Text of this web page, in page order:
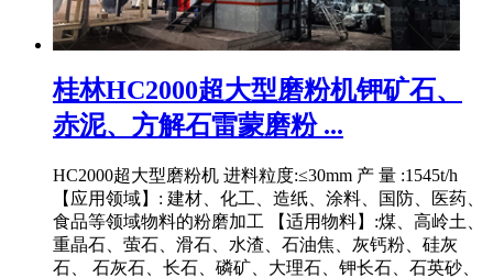
桂林HC2000超大型磨粉机钾矿石、
赤泥、方解石雷蒙磨粉 ...
HC2000超大型磨粉机 进料粒度:≤30mm 产 量 :1545t/h
【应用领域】: 建材、化工、造纸、涂料、国防、医药、
食品等领域物料的粉磨加工 【适用物料】:煤、高岭土、
重晶石、萤石、滑石、水渣、石油焦、灰钙粉、硅灰
石、 石灰石、长石、磷矿、大理石、钾长石、石英砂、